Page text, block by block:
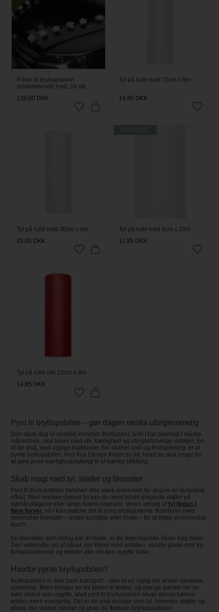
Roser til bryllupsbilen
selvklæbende hvid, 24 stk.
139,00 DKK
Tyl på rulle hvid 15cm x 9m
14,95 DKK
Tyl på rulle hvid 30cm x 9m
25,00 DKK
Tyl på rulle hvid 8cm x 20m
11,95 DKK
Tyl på rulle rød 15cm x 9m
14,95 DKK
Pynt til bryllupsbilen – gør dagen ekstra uforglemmelig
Den store dag er endelig kommet. Brylluppet, som I har planlagt i måske
månedsvis, skal fejres med stil, kærlighed og uforglemmelige detaljer. En
af de små, men vigtige traditioner, der skaber smil og feststemning, er at
pynte bryllupsbilen. Hos Kija Design finder du alt, hvad du skal bruge for
at gøre jeres kærlighedskøretøj til et kærligt blikfang.
Skab magi med tyl, sløjfer og blomster
Pynt til bryllupsbilen behøver ikke være avanceret for at give en fantastisk
effekt. Med smukke stykker tyl kan du nemt binde elegante sløjfer på
dørhåndtagene eller langs bilens bagrude. Vores udvalg aftyl findes i
flere farver , så I kan matche det til jeres bryllupstema. Kombiner med
dekorative blomster – enten kunstige eller friske – for at tilføje et romantisk
touch.
En klassiker, som aldrig går af mode, er de legendariske dåser bag bilen.
Den velkendte lyd af dåser, der klirrer mod asfalten, varsler glade smil fra
forbipasserende og minder alle om den nygifte lykke.
Hvorfor pynte bryllupsbilen?
Bryllupsbilen er ikke bare transport – den er en vigtig del af den samlede
oplevelse. Bilen bringer jer fra kirken til festen, og mange gæster ser jer
køre afsted som nygifte. Med pynt til bryllupsbilen bliver denne køretur
endnu mere eventyrlig. Det er de små detaljer som tyl, blomster, sløjfer og
dåser, der skaber minder og giver de flotteste bryllupsbilleder.